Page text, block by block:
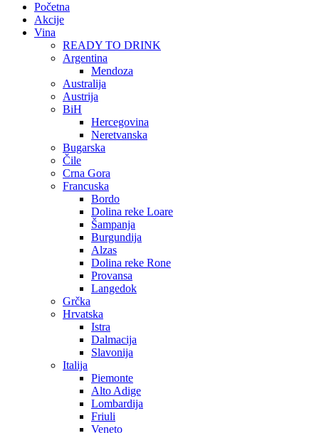
Početna
Akcije
Vina
READY TO DRINK
Argentina
Mendoza
Australija
Austrija
BiH
Hercegovina
Neretvanska
Bugarska
Čile
Crna Gora
Francuska
Bordo
Dolina reke Loare
Šampanja
Burgundija
Alzas
Dolina reke Rone
Provansa
Langedok
Grčka
Hrvatska
Istra
Dalmacija
Slavonija
Italija
Piemonte
Alto Adige
Lombardija
Friuli
Veneto